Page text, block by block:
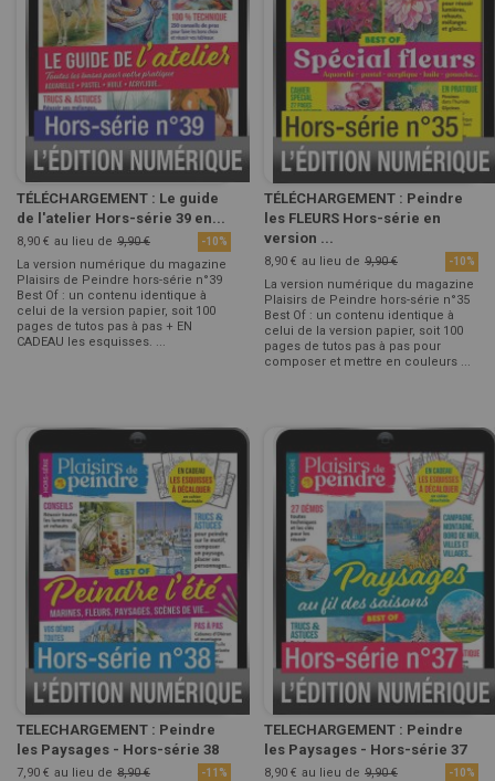
TÉLÉCHARGEMENT : Le guide
de l'atelier Hors-série 39 en...
8,90 € au lieu de 9,90 € -10%
La version numérique du magazine
Plaisirs de Peindre hors-série n°39
Best Of : un contenu identique à
celui de la version papier, soit 100
pages de tutos pas à pas + EN
CADEAU les esquisses. ...
TÉLÉCHARGEMENT : Peindre
les FLEURS Hors-série en
version ...
8,90 € au lieu de 9,90 € -10%
La version numérique du magazine
Plaisirs de Peindre hors-série n°35
Best Of : un contenu identique à
celui de la version papier, soit 100
pages de tutos pas à pas pour
composer et mettre en couleurs ...
TELECHARGEMENT : Peindre
les Paysages - Hors-série 38
7,90 € au lieu de 8,90 € -11%
TELECHARGEMENT : Peindre
les Paysages - Hors-série 37
8,90 € au lieu de 9,90 € -10%